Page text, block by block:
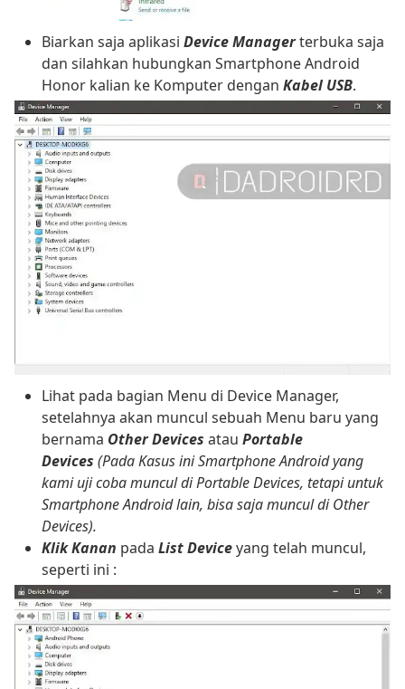
Biarkan saja aplikasi Device Managerterbuka saja
dan silahkan hubungkan Smartphone Android
Honor kalian ke Komputer dengan Kabel USB.
Lihat pada bagian Menu di Device Manager,
setelahnya akan muncul sebuah Menu baru yang
bernama Other Devices atau Portable
Devices (Pada Kasus ini Smartphone Android yang
kami uji coba muncul di Portable Devices, tetapi untuk
Smartphone Android lain, bisa saja muncul di Other
Devices).
Klik Kanan pada List Deviceyang telah muncul,
seperti ini :